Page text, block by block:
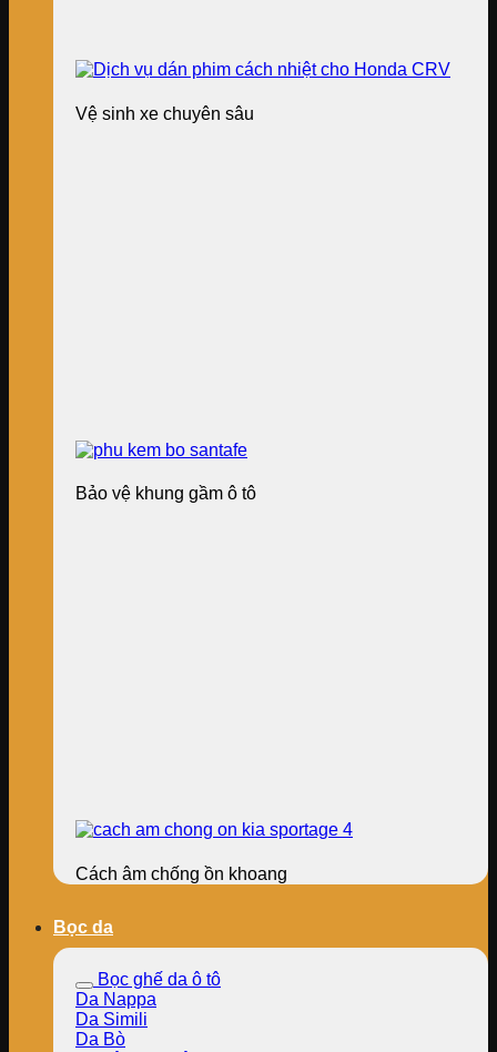
Vệ sinh xe chuyên sâu
Bảo vệ khung gầm ô tô
Cách âm chống ồn khoang
Bọc da
Bọc ghế da ô tô
Da Nappa
Da Simili
Da Bò